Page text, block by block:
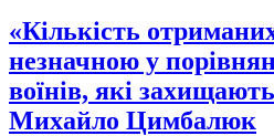
«Кількість
незначною у
воїнів, які
Михайло Цимбалюк